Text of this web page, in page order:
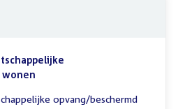
wonen
opvang/beschermd